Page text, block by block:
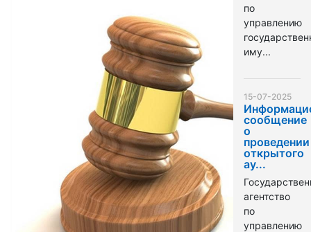
по
управлению
иму...
15-07-2025
сообщение
о
проведении
открытого
ау...
агентство
по
управлению